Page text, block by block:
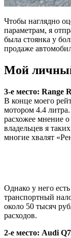
Чтобы наглядно
параметрам, я
была стоянка у
продаже
Мой
3-е место: Range
В конце моего
мотором 4.4
расхожее мнение
владельцев я
многие хвалят
Однако у него
транспортный
около 50 тысяч
расходов.
2-е место: Audi Q7